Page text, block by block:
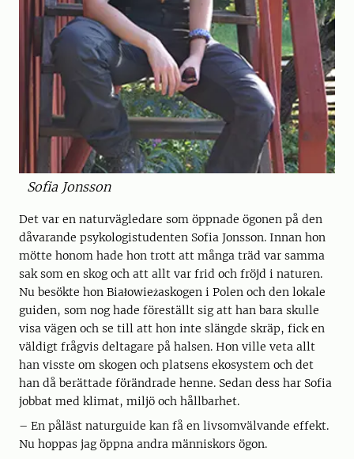
Sofia Jonsson
Det var en naturvägledare som öppnade ögonen på den
dåvarande psykologistudenten Sofia Jonsson. Innan hon
mötte honom hade hon trott att många träd var samma
sak som en skog och att allt var frid och fröjd i naturen.
Nu besökte hon Białowieżaskogen i Polen och den lokale
guiden, som nog hade föreställt sig att han bara skulle
visa vägen och se till att hon inte slängde skräp, fick en
väldigt frågvis deltagare på halsen. Hon ville veta allt
han visste om skogen och platsens ekosystem och det
han då berättade förändrade henne. Sedan dess har Sofia
jobbat med klimat, miljö och hållbarhet.
– En påläst naturguide kan få en livsomvälvande effekt.
Nu hoppas jag öppna andra människors ögon.